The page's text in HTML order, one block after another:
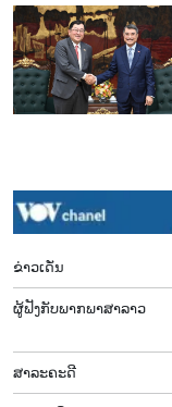
ຂ່າວເດັ່ນ
ຜູ້​ຟັງ​ກັບ​ພາກ​ພາ​ສາ​ລາວ
ສາລະຄະດີ